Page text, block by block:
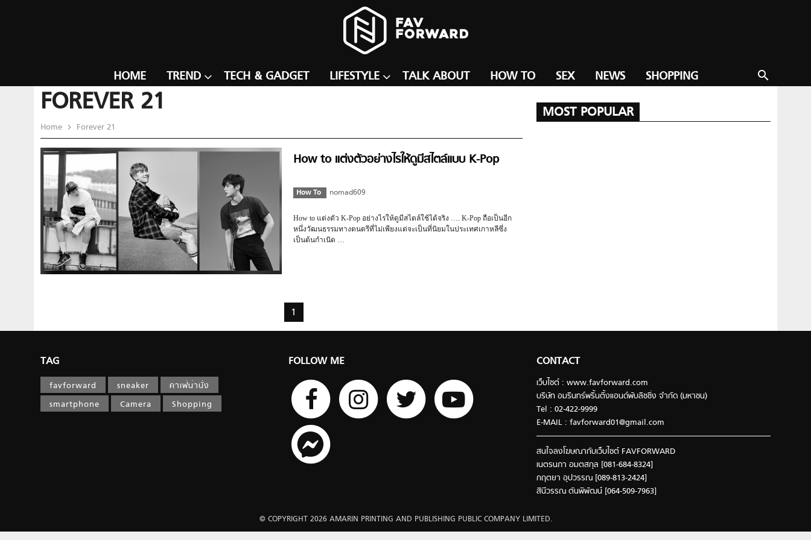
search
HOME TREND TECH & GADGET LIFESTYLE TALK ABOUT HOW TO SEX NEWS SHOPPING
FOREVER 21
Home Forever 21
How to แต่งตัวอย่างไรให้ดูมีสไตล์แบบ K-Pop
How To nomad609
How to แต่งตัว K-Pop อย่างไรให้ดูมีสไตล์ใช้ได้จริง …. K-Pop ถือเป็นอีก
หนึ่งวัฒนธรรมทางดนตรีที่ไม่เพียงแต่จะเป็นที่นิยมในประเทศเกาหลีซึ่ง
เป็นต้นกำเนิด …
1
MOST POPULAR
TAG
favforward sneaker
คาเฟ่น่านั่ง
smartphone
Camera Shopping
FOLLOW ME CONTACT
เว็บไซต์ : www.favforward.com
บริษัท อมรินทร์พริ้นติ้งแอนด์พับลิชชิ่ง จำกัด (มหาชน)
Tel : 02-422-9999
E-MAIL : favforward01@gmail.com
สนใจลงโฆษณากับเว็บไซต์ FAVFORWARD
เนตรนภา อมตสกุล [081-684-8324]
กฤตยา อุปวรรณ [089-813-2424]
สินีวรรณ ตันพิพัฒน์ [064-509-7963]
© COPYRIGHT 2026 AMARIN PRINTING AND PUBLISHING PUBLIC COMPANY LIMITED.